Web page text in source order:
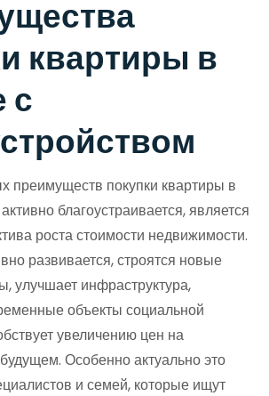
квартиры в
с
преимуществ покупки квартиры в
благоустраивается, является
роста стоимости недвижимости.
развивается, строятся новые
улучшает инфраструктура,
объекты социальной
увеличению цен на
Особенно актуально это
и семей, которые ищут